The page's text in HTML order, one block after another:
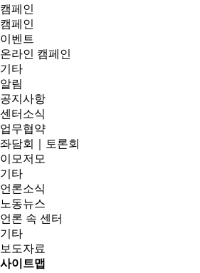
캠페인
캠페인
이벤트
온라인 캠페인
기타
알림
공지사항
센터소식
업무협약
좌담회｜토론회
이모저모
기타
언론소식
노동뉴스
언론 속 센터
기타
보도자료
사이트맵